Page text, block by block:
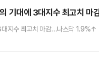
기대에 3대지수 최고치
대지수 최고치 마감…나스닥 1.9%↑